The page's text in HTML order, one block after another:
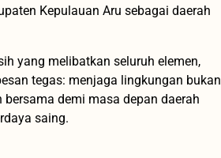
Kepulauan Aru sebagai daerah
yang melibatkan seluruh elemen,
tegas: menjaga lingkungan bukan
demi masa depan daerah
saing.